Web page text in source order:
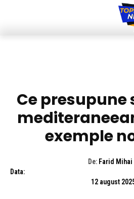
Ce presupune
exemple
De: Farid Mihai
Data:
12 august